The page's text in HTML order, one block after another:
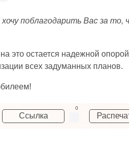
поблагодарить Вас за то,
это остается надежной
всех задуманных планов.
Ссылка
0